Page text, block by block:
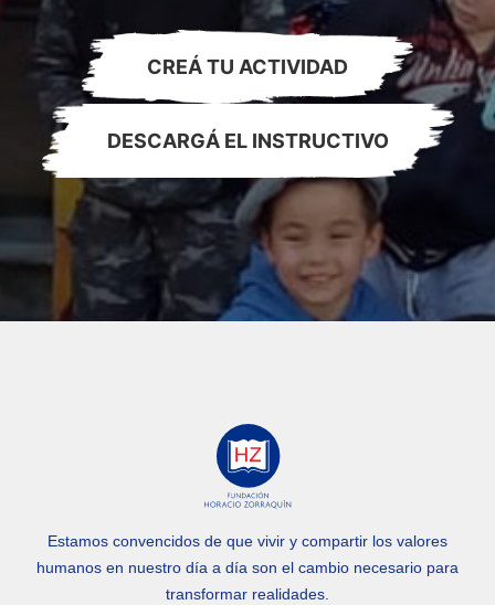
CREÁ TU ACTIVIDAD
DESCARGÁ EL INSTRUCTIVO
Estamos convencidos de que vivir y compartir los valores
humanos en nuestro día a día son el cambio necesario para
transformar realidades.